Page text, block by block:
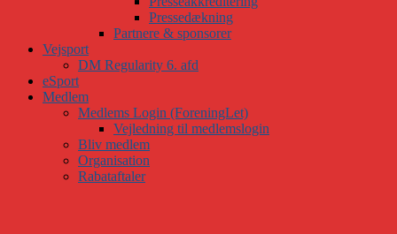
Pressedækning
Partnere & sponsorer
Vejsport
DM Regularity 6. afd
eSport
Medlem
Medlems Login (ForeningLet)
Vejledning til medlemslogin
Bliv medlem
Organisation
Rabataftaler